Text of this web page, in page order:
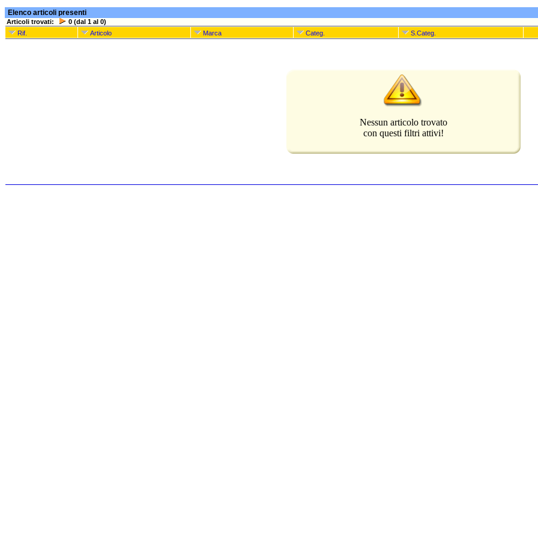
Elenco articoli presenti
Articoli trovati:
0 (dal 1 al 0)
Rif.
Articolo Marca Categ. S.Categ.
Nessun articolo trovato
con questi filtri attivi!